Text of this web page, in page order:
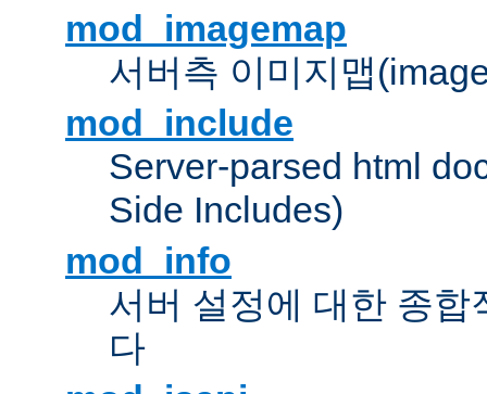
mod_imagemap
서버측 이미지맵
mod_include
Server-parsed html
Side Includes)
mod_info
서버 설정에 대한 종합
다